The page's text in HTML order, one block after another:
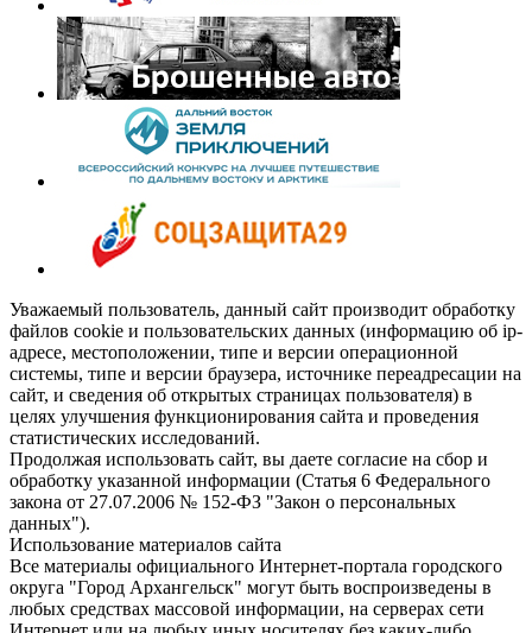
Уважаемый пользователь, данный сайт производит обработку
файлов cookie и пользовательских данных (информацию об ip-
адресе, местоположении, типе и версии операционной
системы, типе и версии браузера, источнике переадресации на
сайт, и сведения об открытых страницах пользователя) в
целях улучшения функционирования сайта и проведения
статистических исследований.
Продолжая использовать сайт, вы даете согласие на сбор и
обработку указанной информации (Статья 6 Федерального
закона от 27.07.2006 № 152-ФЗ "Закон о персональных
данных").
Использование материалов сайта
Все материалы официального Интернет-портала городского
округа "Город Архангельск" могут быть воспроизведены в
любых средствах массовой информации, на серверах сети